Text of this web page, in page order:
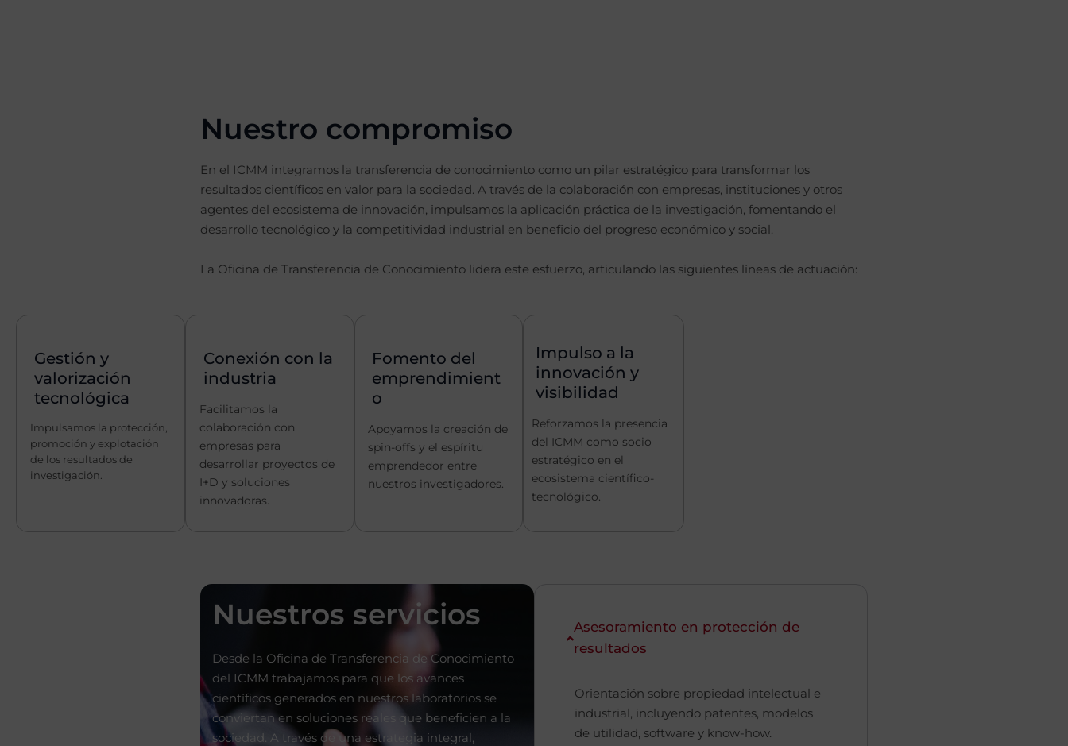
Nuestro compromiso
En el ICMM integramos la transferencia de conocimiento como un pilar estratégico para transformar los
resultados científicos en valor para la sociedad. A través de la colaboración con empresas, instituciones y otros
agentes del ecosistema de innovación, impulsamos la aplicación práctica de la investigación, fomentando el
desarrollo tecnológico y la competitividad industrial en beneficio del progreso económico y social.
La Oficina de Transferencia de Conocimiento lidera este esfuerzo, articulando las siguientes líneas de actuación:
Gestión y
valorización
tecnológica
Impulsamos la protección,
promoción y explotación
de los resultados de
investigación.
Conexión con la
industria
Facilitamos la
colaboración con
empresas para
desarrollar proyectos de
I+D y soluciones
innovadoras.
Fomento del
emprendimient
o
Apoyamos la creación de
spin-offs y el espíritu
emprendedor entre
nuestros investigadores.
Impulso a la
innovación y
visibilidad
Reforzamos la presencia
del ICMM como socio
estratégico en el
ecosistema científico-
tecnológico.
Nuestros servicios
Desde la Oficina de Transferencia de Conocimiento
del ICMM trabajamos para que los avances
científicos generados en nuestros laboratorios se
conviertan en soluciones reales que beneficien a la
sociedad. A través de una estrategia integral,
Asesoramiento en protección de
resultados
Orientación sobre propiedad intelectual e
industrial, incluyendo patentes, modelos
de utilidad, software y know-how.